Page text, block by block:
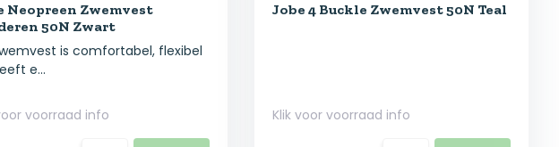
Neopreen Zwemvest
50N Zwart
is comfortabel, flexibel
e...
voorraad info
Jobe 4 Buckle Zwemvest 50N Teal
Klik voor voorraad info